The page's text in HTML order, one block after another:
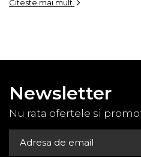
Citeste mai mult
Newsletter
Nu rata ofertele si